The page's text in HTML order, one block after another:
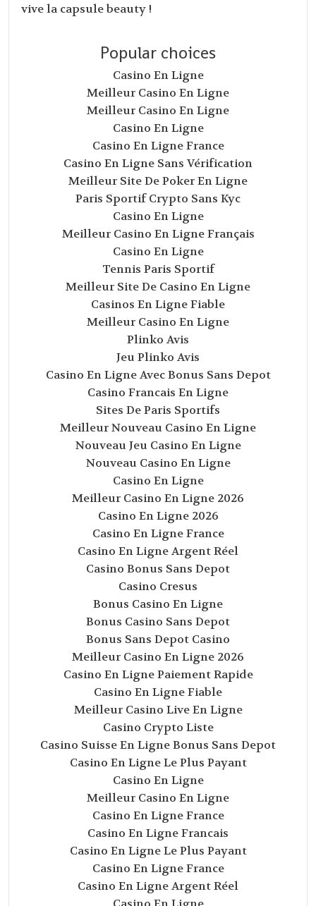
vive la capsule beauty !
Popular choices
Casino En Ligne
Meilleur Casino En Ligne
Meilleur Casino En Ligne
Casino En Ligne
Casino En Ligne France
Casino En Ligne Sans Vérification
Meilleur Site De Poker En Ligne
Paris Sportif Crypto Sans Kyc
Casino En Ligne
Meilleur Casino En Ligne Français
Casino En Ligne
Tennis Paris Sportif
Meilleur Site De Casino En Ligne
Casinos En Ligne Fiable
Meilleur Casino En Ligne
Plinko Avis
Jeu Plinko Avis
Casino En Ligne Avec Bonus Sans Depot
Casino Francais En Ligne
Sites De Paris Sportifs
Meilleur Nouveau Casino En Ligne
Nouveau Jeu Casino En Ligne
Nouveau Casino En Ligne
Casino En Ligne
Meilleur Casino En Ligne 2026
Casino En Ligne 2026
Casino En Ligne France
Casino En Ligne Argent Réel
Casino Bonus Sans Depot
Casino Cresus
Bonus Casino En Ligne
Bonus Casino Sans Depot
Bonus Sans Depot Casino
Meilleur Casino En Ligne 2026
Casino En Ligne Paiement Rapide
Casino En Ligne Fiable
Meilleur Casino Live En Ligne
Casino Crypto Liste
Casino Suisse En Ligne Bonus Sans Depot
Casino En Ligne Le Plus Payant
Casino En Ligne
Meilleur Casino En Ligne
Casino En Ligne France
Casino En Ligne Francais
Casino En Ligne Le Plus Payant
Casino En Ligne France
Casino En Ligne Argent Réel